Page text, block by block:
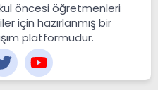
öncesi öğretmenleri
için hazırlanmış bir
platformudur.